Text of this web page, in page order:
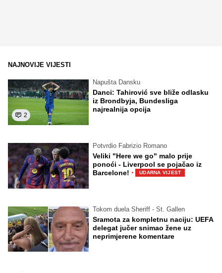
NAJNOVIJE VIJESTI
2
Napušta Dansku
Danci: Tahirović sve bliže odlasku
iz Brondbyja, Bundesliga
najrealnija opcija
Potvrdio Fabrizio Romano
Veliki "Here we go" malo prije
ponoći - Liverpool se pojačao iz
Barcelone! · UDARNA VIJEST
Tokom duela Sheriff - St. Gallen
Sramota za kompletnu naciju: UEFA
delegat jučer snimao žene uz
neprimjerene komentare